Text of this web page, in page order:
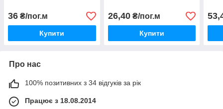
36 ₴/пог.м
Купити
26,40₴/пог.м
Купити
Про нас
100% позитивних з 34 відгуків за рік
Працює з 18.08.2014